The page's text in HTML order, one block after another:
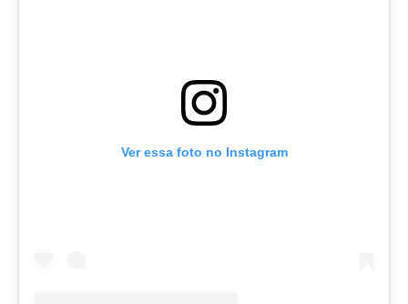
Ver essa foto no Instagram